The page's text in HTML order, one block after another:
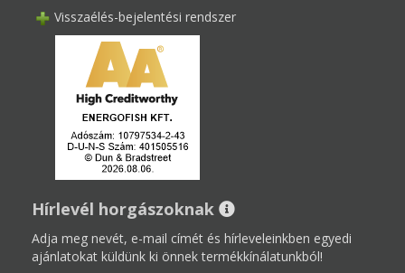
Visszaélés-bejelentési rendszer
Hírlevél horgászoknak
Adja meg nevét, e-mail címét és hírleveleinkben egyedi
ajánlatokat küldünk ki önnek termékkínálatunkból!